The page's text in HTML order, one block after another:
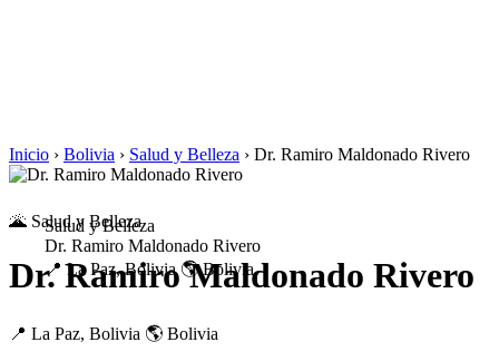
Inicio › Bolivia › Salud y Belleza › Dr. Ramiro Maldonado Rivero
Salud y Belleza
Dr. Ramiro Maldonado Rivero
📍 La Paz, Bolivia 🌎 Bolivia
🌋 Salud y Belleza
Dr. Ramiro Maldonado Rivero
📍 La Paz, Bolivia 🌎 Bolivia